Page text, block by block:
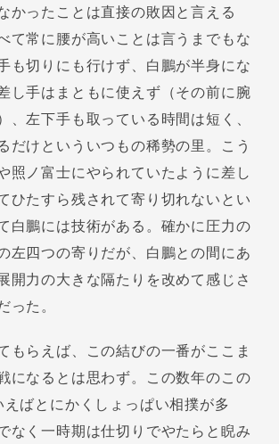
かったことは直接の敗因と言える
て常に腰が高いことは言うまでもな
も切りにも行けず、白鵬が半身にな
し手はまともに使えず（その前に腕
、左下手も取っている時間は短く、
だけといういつもの稀勢の里。こう
照ノ富士にやられていたように差し
ひたすら残されて寄り切れないとい
白鵬には技術がある。確かに圧力の
左四つの寄りだが、白鵬との間にあ
開力の大きな隔たりを改めて感じさ
った。
もらえば、この結びの一番がここま
になるとは思わず。この数年のこの
ばとにかくしょっぱい相撲が多
なく一時期は仕切りでやたらと睨み